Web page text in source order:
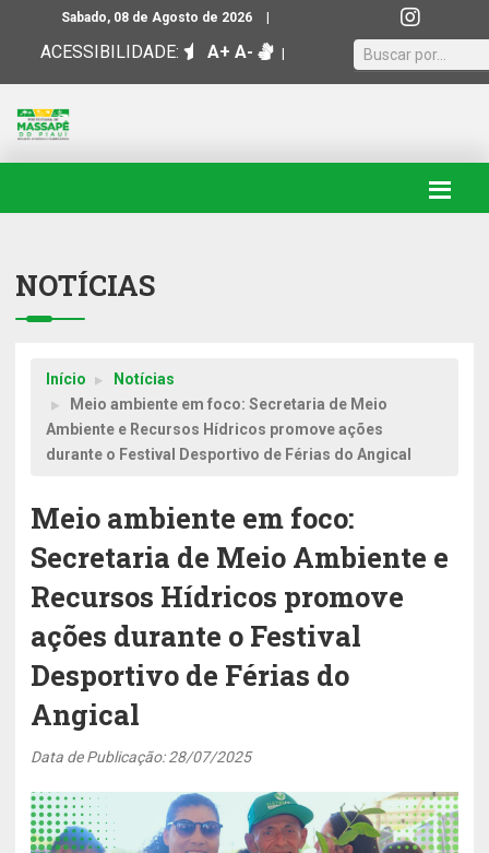
Sabado, 08 de Agosto de 2026 |
ACESSIBILIDADE: A+ A- |
NOTÍCIAS
Início
Notícias
Meio ambiente em foco: Secretaria de Meio
Ambiente e Recursos Hídricos promove ações
durante o Festival Desportivo de Férias do Angical
Meio ambiente em foco:
Secretaria de Meio Ambiente e
Recursos Hídricos promove
ações durante o Festival
Desportivo de Férias do
Angical
Data de Publicação: 28/07/2025